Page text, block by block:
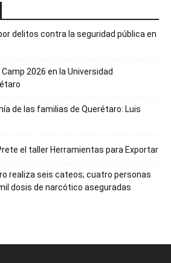
delitos contra la seguridad pública en
2026 en la Universidad
de las familias de Querétaro: Luis
el taller Herramientas para Exportar
realiza seis cateos; cuatro personas
dosis de narcótico aseguradas